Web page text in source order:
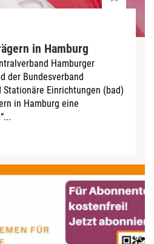
in Hamburg
Hamburger
der Bundesverband
Einrichtungen (bad)
in Hamburg eine